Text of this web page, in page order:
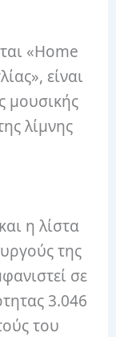
«Home
είναι
μουσικής
λίμνης
η λίστα
της
σε
3.046
του